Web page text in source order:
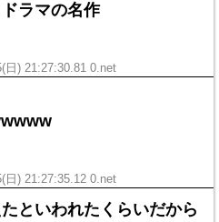
ラマの名作
日) 21:27:30.81 0.net
日) 21:27:35.12 0.net
といわれたくらいだから